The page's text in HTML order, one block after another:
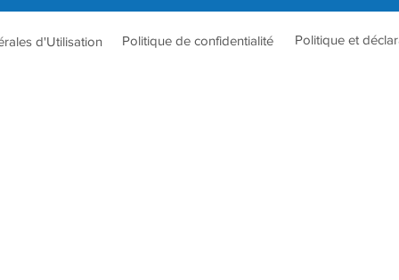
d'Utilisation Politique de confidentialité Politique et